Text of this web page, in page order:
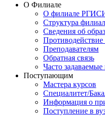
О Филиале
О филиале
Структура
Сведения об
Преподавателям
Обратная связь
Часто
Поступающим
Мастера курсов
Специалитет/
Информация о
Поступление в